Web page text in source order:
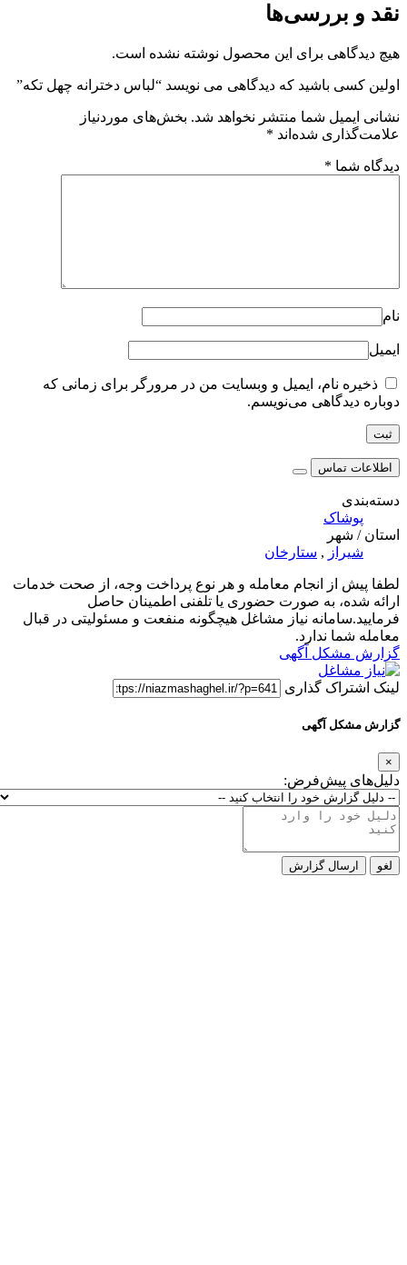
نقد و بررسی‌ها
هیچ دیدگاهی برای این محصول نوشته نشده است.
اولین کسی باشید که دیدگاهی می نویسد “لباس دخترانه چهل تکه”
نشانی ایمیل شما منتشر نخواهد شد. بخش‌های موردنیاز
علامت‌گذاری شده‌اند *
دیدگاه شما *
نام
ایمیل
ذخیره نام، ایمیل و وبسایت من در مرورگر برای زمانی که
دوباره دیدگاهی می‌نویسم.
اطلاعات تماس
دسته‌بندی
پوشاک
استان / شهر
شیراز , ستارخان
لطفا پیش از انجام معامله و هر نوع پرداخت وجه، از صحت خدمات
ارائه شده، به صورت حضوری یا تلفنی اطمینان حاصل
فرمایید.سامانه نیاز مشاغل هیچگونه منفعت و مسئولیتی در قبال
معامله شما ندارد.
گزارش مشکل آگهی
لینک اشتراک گذاری
گزارش مشکل آگهی
×
دلیل‌های پیش‌فرض:
لغو ارسال گزارش